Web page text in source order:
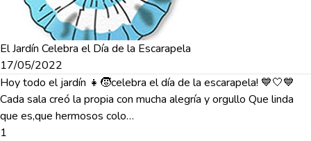
El Jardín Celebra el Día de la Escarapela
17/05/2022
Hoy todo el jardín 👧🧒celebra el día de la escarapela! 💙🤍💙
Cada sala creó la propia con mucha alegría y orgullo Que linda
que es,que hermosos colo…
1